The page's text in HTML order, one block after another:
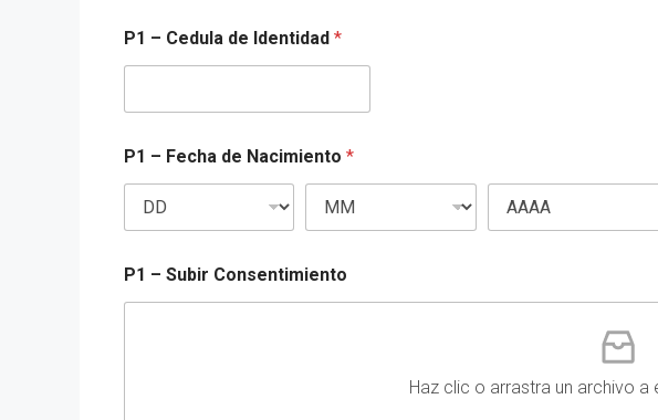
P1 – Cedula de Identidad *
P1 – Fecha de Nacimiento *
P1 – Subir Consentimiento
Haz clic o arrastra un archivo a